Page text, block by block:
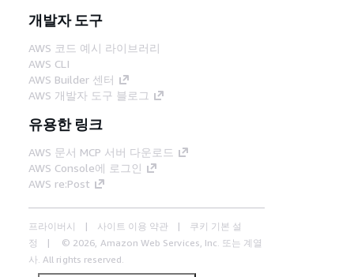
개발자 도구
AWS 코드 예시 라이브러리
AWS CLI
AWS Builder 센터
AWS 개발자 도구 블로그
유용한 링크
AWS 문서 MCP 서버 다운로드
AWS Console에 로그인
AWS re:Post
프라이버시 사이트 이용 약관
쿠키 기본 설
정
© 2026, Amazon Web Services, Inc. 또는 계열
사. All rights reserved.